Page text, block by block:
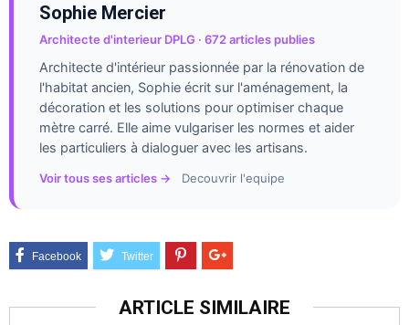
Sophie Mercier
Architecte d'interieur DPLG · 672 articles publies
Architecte d'intérieur passionnée par la rénovation de
l'habitat ancien, Sophie écrit sur l'aménagement, la
décoration et les solutions pour optimiser chaque
mètre carré. Elle aime vulgariser les normes et aider
les particuliers à dialoguer avec les artisans.
Voir tous ses articles → Decouvrir l'equipe
ARTICLE SIMILAIRE